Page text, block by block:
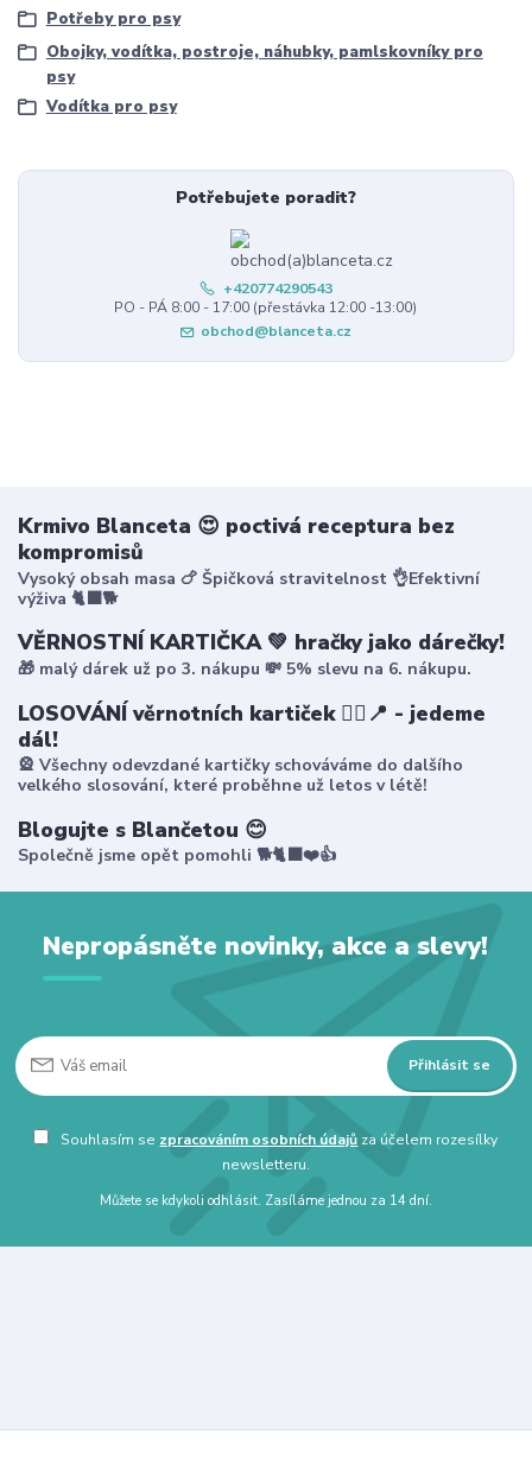
Potřeby pro psy
Obojky, vodítka, postroje, náhubky, pamlskovníky pro
psy
Vodítka pro psy
Potřebujete poradit?
+420774290543
PO - PÁ 8:00 - 17:00 (přestávka 12:00 -13:00)
obchod@blanceta.cz
Krmivo Blanceta 😍 poctivá receptura bez
kompromisů
Vysoký obsah masa 🍗 Špičková stravitelnost 👌Efektivní
výživa 🐈‍⬛🐕
VĚRNOSTNÍ KARTIČKA 💚 hračky jako dárečky!
🎁 malý dárek už po 3. nákupu 💸 5% slevu na 6. nákupu.
LOSOVÁNÍ věrnotních kartiček 🤸‍♀️📍 - jedeme
dál!
🎡 Všechny odevzdané kartičky schováváme do dalšího
velkého slosování, které proběhne už letos v létě!
Blogujte s Blančetou 😊
Společně jsme opět pomohli 🐕🐈‍⬛❤️👍
Nepropásněte novinky, akce a slevy!
Přihlásit se
Souhlasím se zpracováním osobních údajů za účelem rozesílky
newsletteru.
Můžete se kdykoli odhlásit. Zasíláme jednou za 14 dní.